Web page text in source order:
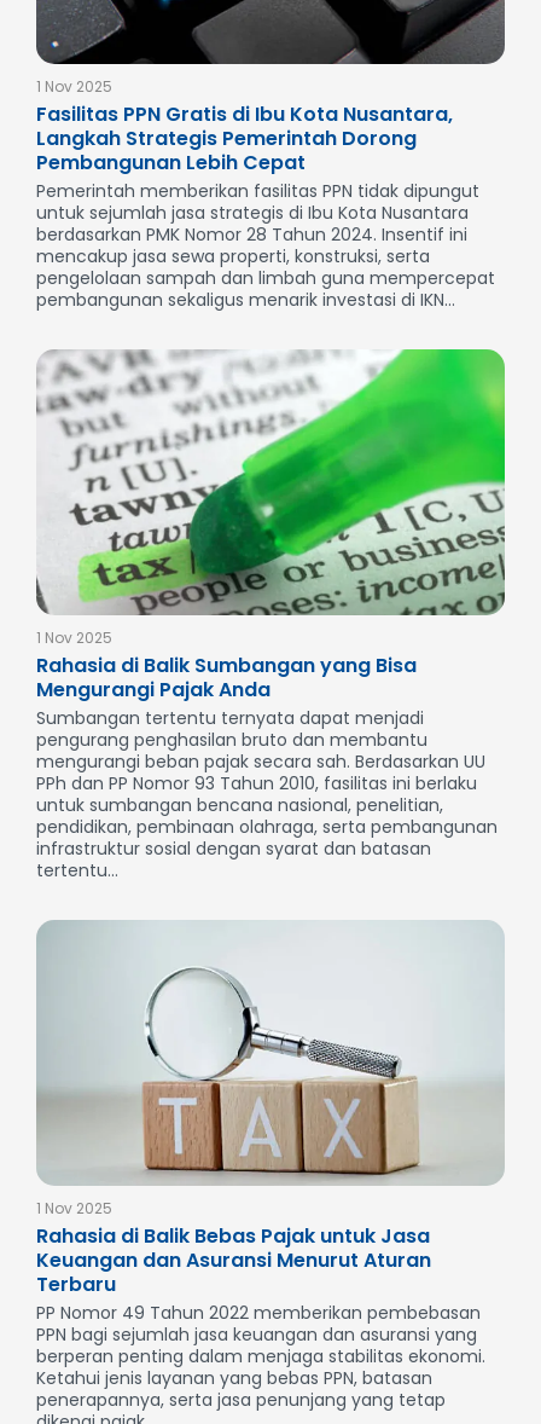
1 Nov 2025
Fasilitas PPN Gratis di Ibu Kota Nusantara,
Langkah Strategis Pemerintah Dorong
Pembangunan Lebih Cepat
Pemerintah memberikan fasilitas PPN tidak dipungut
untuk sejumlah jasa strategis di Ibu Kota Nusantara
berdasarkan PMK Nomor 28 Tahun 2024. Insentif ini
mencakup jasa sewa properti, konstruksi, serta
pengelolaan sampah dan limbah guna mempercepat
pembangunan sekaligus menarik investasi di IKN...
1 Nov 2025
Rahasia di Balik Sumbangan yang Bisa
Mengurangi Pajak Anda
Sumbangan tertentu ternyata dapat menjadi
pengurang penghasilan bruto dan membantu
mengurangi beban pajak secara sah. Berdasarkan UU
PPh dan PP Nomor 93 Tahun 2010, fasilitas ini berlaku
untuk sumbangan bencana nasional, penelitian,
pendidikan, pembinaan olahraga, serta pembangunan
infrastruktur sosial dengan syarat dan batasan
tertentu...
1 Nov 2025
Rahasia di Balik Bebas Pajak untuk Jasa
Keuangan dan Asuransi Menurut Aturan
Terbaru
PP Nomor 49 Tahun 2022 memberikan pembebasan
PPN bagi sejumlah jasa keuangan dan asuransi yang
berperan penting dalam menjaga stabilitas ekonomi.
Ketahui jenis layanan yang bebas PPN, batasan
penerapannya, serta jasa penunjang yang tetap